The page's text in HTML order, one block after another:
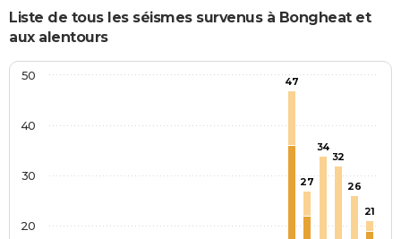
Liste de tous les séismes survenus à Bongheat et
aux alentours
47
27
34
32
26
21
20
30
40
50